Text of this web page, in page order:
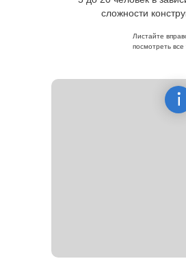
сложности
Листайте
посмотреть все